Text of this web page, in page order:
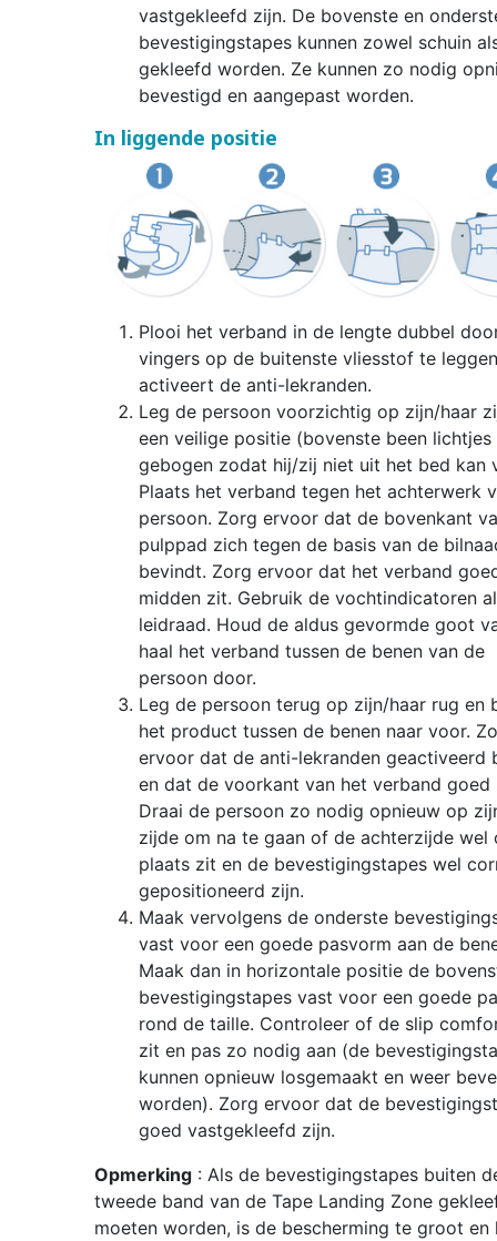
vastgekleefd zijn. De bovenste en
bevestigingstapes kunnen zowel schuin
gekleefd worden. Ze kunnen zo nodig
bevestigd en aangepast worden.
In liggende positie
Plooi het verband in de lengte dubbel
vingers op de buitenste vliesstof te
activeert de anti-lekranden.
Leg de persoon voorzichtig op zijn/haar
een veilige positie (bovenste been lichtjes
gebogen zodat hij/zij niet uit het bed kan
Plaats het verband tegen het achterwerk
persoon. Zorg ervoor dat de bovenkant
pulppad zich tegen de basis van de
bevindt. Zorg ervoor dat het verband
midden zit. Gebruik de vochtindicatoren
leidraad. Houd de aldus gevormde goot
haal het verband tussen de benen van de
persoon door.
Leg de persoon terug op zijn/haar rug en
het product tussen de benen naar voor.
ervoor dat de anti-lekranden geactiveerd
en dat de voorkant van het verband goed
Draai de persoon zo nodig opnieuw op
zijde om na te gaan of de achterzijde wel
plaats zit en de bevestigingstapes wel
gepositioneerd zijn.
Maak vervolgens de onderste
vast voor een goede pasvorm aan de
Maak dan in horizontale positie de
bevestigingstapes vast voor een goede
rond de taille. Controleer of de slip
zit en pas zo nodig aan (de
kunnen opnieuw losgemaakt en weer
worden). Zorg ervoor dat de
goed vastgekleefd zijn.
Opmerking: Als de bevestigingstapes buiten
tweede band van de Tape Landing Zone
moeten worden, is de bescherming te groot en